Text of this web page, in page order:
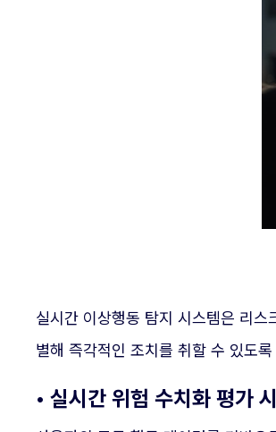
실시간 이상행동 탐지 시스템은 리
별해 즉각적인 조치를 취할 수 있도
• 실시간 위험 수치화 평가